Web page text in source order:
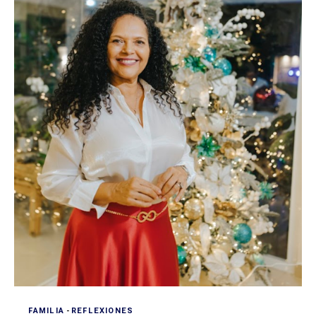
FAMILIA - REFLEXIONES